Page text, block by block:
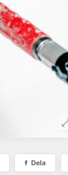
Dela